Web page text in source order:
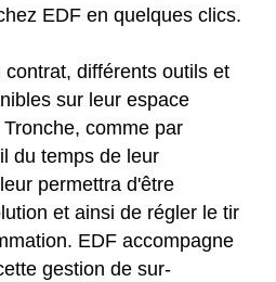
EDF en quelques clics.
différents outils et
sur leur espace
comme par
du temps de leur
permettra d'être
et ainsi de régler le tir
EDF accompagne
gestion de sur-